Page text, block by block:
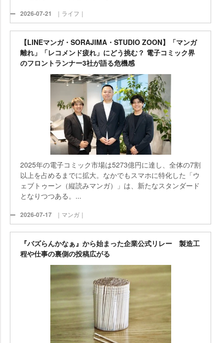
2026-07-21 ｜ライフ｜
【LINEマンガ・SORAJIMA・STUDIO ZOON】「マンガ
離れ」「レコメンド疲れ」にどう挑む？ 電子コミック界
のフロントランナー3社が語る危機感
2025年の電子コミック市場は5273億円に達し、全体の7割
以上を占めるまでに拡大。なかでもスマホに特化した「ウ
ェブトゥーン（縦読みマンガ）」は、新たなスタンダード
となりつつある。...
2026-07-17 ｜マンガ｜
『バズらんかなぁ』から始まった企業公式リレー 製造工
程や仕事の裏側の投稿広がる